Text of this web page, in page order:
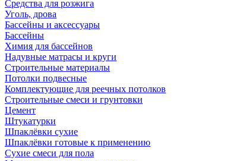
Средства для розжига
Уголь, дрова
Бассейны и аксессуары
Бассейны
Химия для бассейнов
Надувные матрасы и круги
Строительные материалы
Потолки подвесные
Комплектующие для реечных потолков
Строительные смеси и грунтовки
Цемент
Штукатурки
Шпаклёвки сухие
Шпаклёвки готовые к применению
Сухие смеси для пола